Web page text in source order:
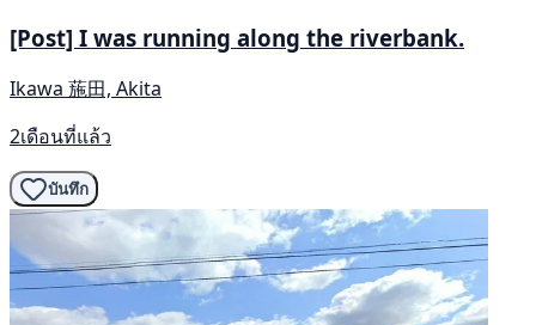
[Post] I was running along the riverbank.
Ikawa 葹田, Akita
2เดือนที่แล้ว
บันทึก